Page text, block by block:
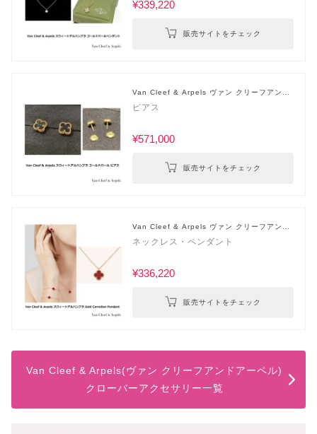
¥339,220
販売サイトをチェック
Van Cleef & Arpels ヴァン クリーフアンド
アーペル
ピアス
¥571,000
販売サイトをチェック
Van Cleef & Arpels ヴァン クリーフアンド
アーペル
ネックレス・ペンダント
¥336,220
販売サイトをチェック
Van Cleef & Arpels(ヴァン クリーフアンドアーペル)
クローバーアクセサリー一覧